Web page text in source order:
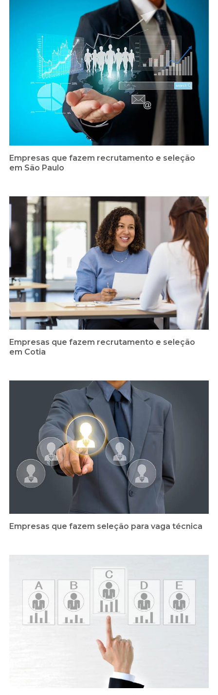
Empresas que fazem recrutamento e seleção
em São Paulo
Empresas que fazem recrutamento e seleção
em Cotia
Empresas que fazem seleção para vaga técnica